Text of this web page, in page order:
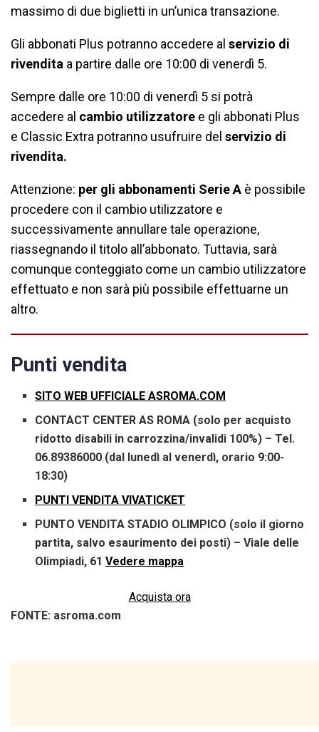
massimo di due biglietti in un’unica transazione.
Gli abbonati Plus potranno accedere al servizio di
rivendita a partire dalle ore 10:00 di venerdì 5.
Sempre dalle ore 10:00 di venerdì 5 si potrà
accedere al cambio utilizzatore e gli abbonati Plus
e Classic Extra potranno usufruire del servizio di
rivendita.
Attenzione: per gli abbonamenti Serie A è possibile
procedere con il cambio utilizzatore e
successivamente annullare tale operazione,
riassegnando il titolo all’abbonato. Tuttavia, sarà
comunque conteggiato come un cambio utilizzatore
effettuato e non sarà più possibile effettuarne un
altro.
Punti vendita
SITO WEB UFFICIALE ASROMA.COM
CONTACT CENTER AS ROMA (solo per acquisto
ridotto disabili in carrozzina/invalidi 100%) – Tel.
06.89386000 (dal lunedì al venerdì, orario 9:00-
18:30)
PUNTI VENDITA VIVATICKET
PUNTO VENDITA STADIO OLIMPICO (solo il giorno
partita, salvo esaurimento dei posti) – Viale delle
Olimpiadi, 61Vedere mappa
Acquista ora
FONTE: asroma.com